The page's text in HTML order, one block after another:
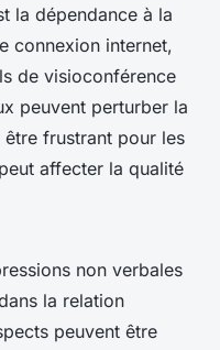
la dépendance à la
connexion internet,
de visioconférence
peuvent perturber la
frustrant pour les
affecter la qualité
non verbales
la relation
peuvent être